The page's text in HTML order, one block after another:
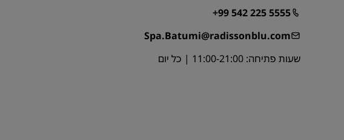
+99 542 225 5555
Spa.Batumi@radissonblu.com
שעות פתיחה: 11:00-21:00 | כל יום